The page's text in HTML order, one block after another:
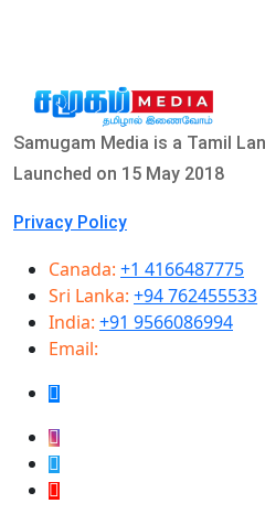
Samugam Media is a Tamil
Launched on 15 May 2018
Privacy Policy
Canada: +1 4166487775
Sri Lanka: +94 762455533
India: +91 9566086994
Email: